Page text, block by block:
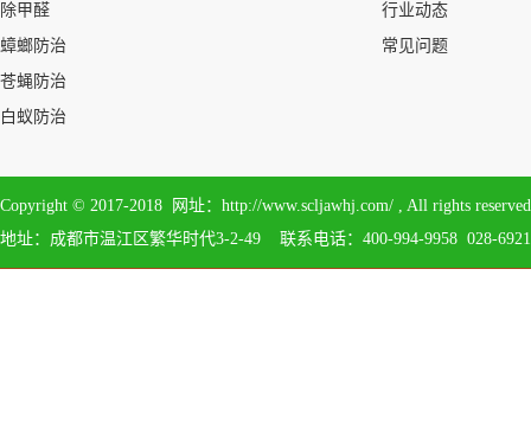
除甲醛
蟑螂防治
苍蝇防治
白蚁防治
行业动态
常见问题
Copyright © 2017-2018 网址：http://www.scljawhj.com/ , All rights
地址：成都市温江区繁华时代3-2-49 联系电话：400-994-9958 028-